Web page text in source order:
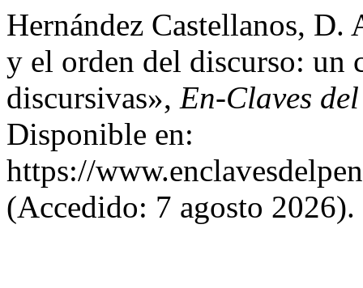
Hernández Castellanos,
y el orden del discurso: un
discursivas», En-Claves
Disponible en:
https://
(Accedido: 7 agosto 2026).